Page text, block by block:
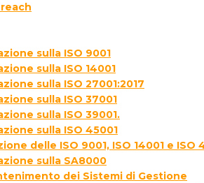
sulla ISO 9001
sulla ISO 14001
sulla ISO 27001:2017
sulla ISO 37001
sulla ISO 39001.
sulla ISO 45001
delle ISO 9001, ISO 14001 e ISO
sulla SA8000
dei Sistemi di Gestione